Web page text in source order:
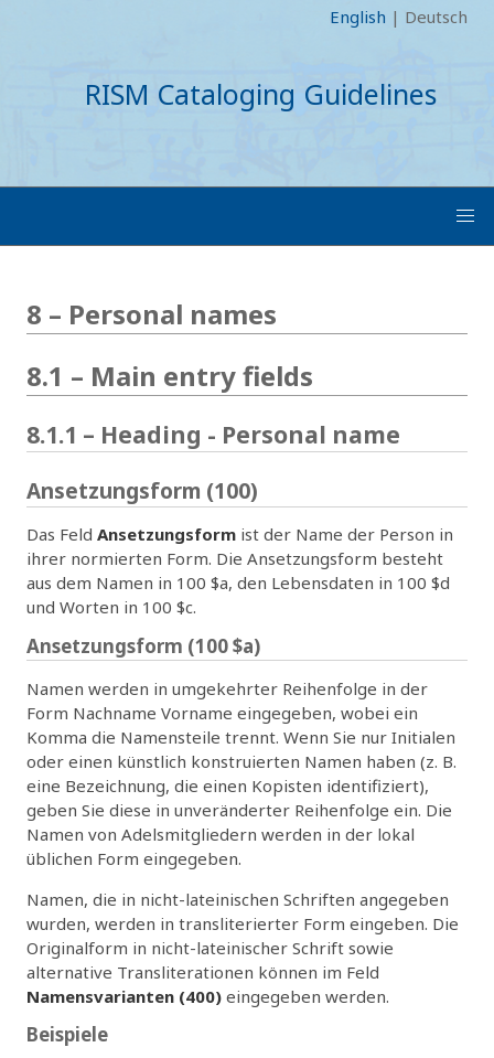
English | Deutsch
RISM Cataloging Guidelines
8 – Personal names
8.1 – Main entry fields
8.1.1 – Heading - Personal name
Ansetzungsform (100)
Das Feld Ansetzungsform ist der Name der Person in
ihrer normierten Form. Die Ansetzungsform besteht
aus dem Namen in 100 $a, den Lebensdaten in 100 $d
und Worten in 100 $c.
Ansetzungsform (100 $a)
Namen werden in umgekehrter Reihenfolge in der
Form Nachname Vorname eingegeben, wobei ein
Komma die Namensteile trennt. Wenn Sie nur Initialen
oder einen künstlich konstruierten Namen haben (z. B.
eine Bezeichnung, die einen Kopisten identifiziert),
geben Sie diese in unveränderter Reihenfolge ein. Die
Namen von Adelsmitgliedern werden in der lokal
üblichen Form eingegeben.
Namen, die in nicht-lateinischen Schriften angegeben
wurden, werden in transliterierter Form eingeben. Die
Originalform in nicht-lateinischer Schrift sowie
alternative Transliterationen können im Feld
Namensvarianten (400) eingegeben werden.
Beispiele